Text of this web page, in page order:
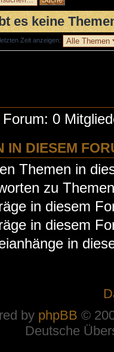
es keine
Zeit anzeigen:
0
IN DIESEM
Themen in
zu
in diesem
in diesem
in
by phpBB ©
Deutsche